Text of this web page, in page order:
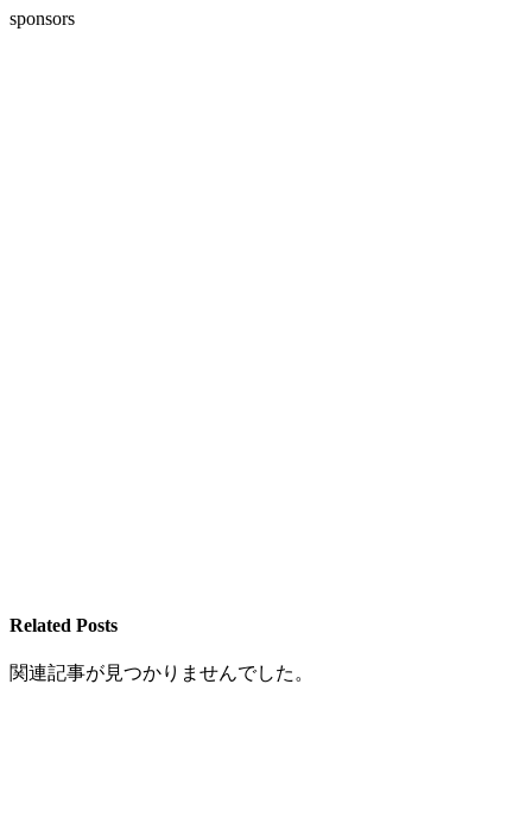
sponsors
Related Posts
関連記事が見つかりませんでした。